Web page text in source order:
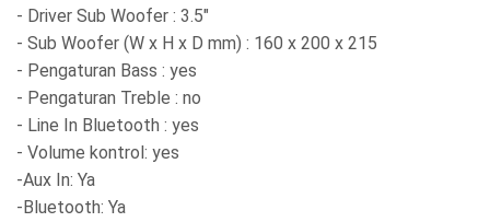
- Driver Sub Woofer : 3.5"
- Sub Woofer (W x H x D mm) : 160 x 200 x 215
- Pengaturan Bass : yes
- Pengaturan Treble : no
- Line In Bluetooth : yes
- Volume kontrol: yes
-Aux In: Ya
-Bluetooth: Ya